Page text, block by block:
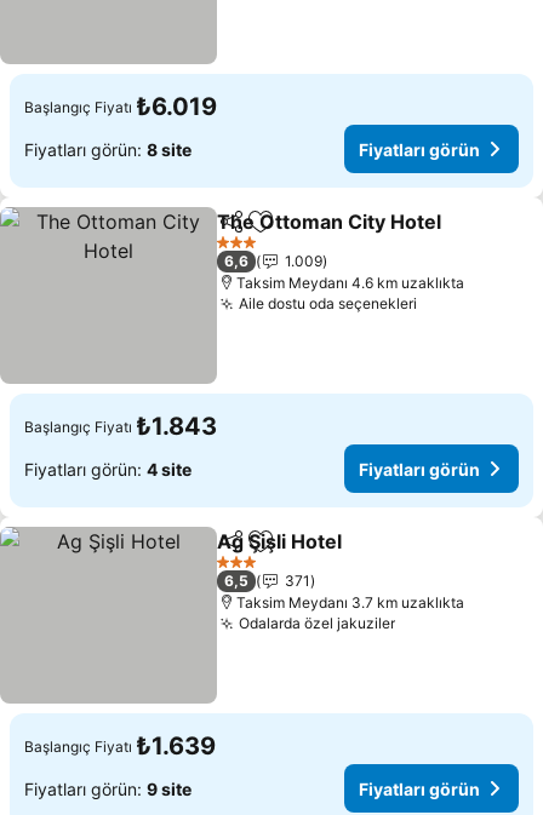
Başlangıç Fiyatı ₺6.019
Fiyatları görün: 8 site Fiyatları görün
PaylaşFavorilerime ekle
The Ottoman City Hotel
3 Yıldız
6,6
1.009
Taksim Meydanı 4.6 km uzaklıkta
Aile dostu oda seçenekleri
Başlangıç Fiyatı ₺1.843
Fiyatları görün: 4 site Fiyatları görün
PaylaşFavorilerime ekle
Ag Şişli Hotel
3 Yıldız
6,5
371
Taksim Meydanı 3.7 km uzaklıkta
Odalarda özel jakuzilerFiyatları görün
Başlangıç Fiyatı ₺1.639
Fiyatları görün: 9 site Fiyatları görün